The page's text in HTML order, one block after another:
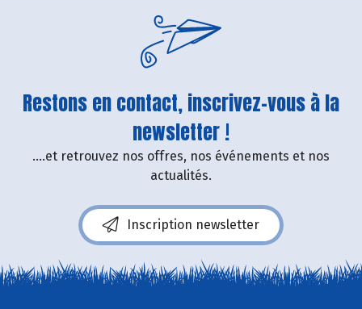
Restons en contact, inscrivez-vous à la
newsletter !
....et retrouvez nos offres, nos événements et nos
actualités.
Inscription newsletter